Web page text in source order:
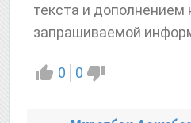
текста и дополнением
запрашиваемой
0 0